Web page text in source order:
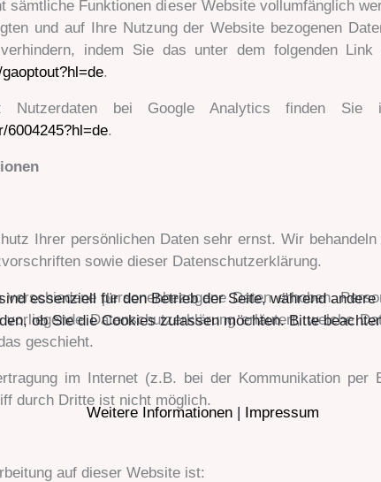
Funktionen dieser Website vollumfänglich
und auf Ihre Nutzung der Website bezogenen
indem Sie das unter dem folgenden Link
.
Nutzerdaten bei Google Analytics finden Sie
6004245?hl=de.
Ihrer persönlichen Daten sehr ernst. Wir
sowie dieser Datenschutzerklärung.
personenbezogene Daten erhoben.
Datenschutzerklärung erläutert, welche
geschieht.
im Internet (z.B. bei der Kommunikation per
durch Dritte ist nicht möglich.
auf dieser Website ist:
essenziell für den Betrieb der Seite, während
ob Sie die Cookies zulassen möchten. Bitte
Weitere Informationen| Impressum